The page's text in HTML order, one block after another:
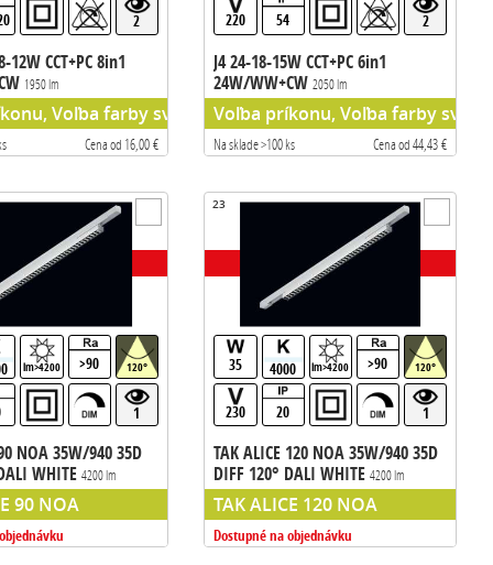
2
12W CCT+PC 8in1
1950 lm
Voľba farby svetla
Cena od 16,00 €
220 54 2
J4 24-18-15W CCT+PC 6in1
24W/WW+CW2050 lm
Voľba príkonu, Voľba farby svetla
Na sklade >100 ks Cena od 44,43 €
lm>4200 >90 120°
1
NOA 35W/940 35D
WHITE4200 lm
do listy GLOBAL
90 NOA
23
35 4000 lm>4200 >90 120°
230 20 1
TAK ALICE 120 NOA 35W/940 35D
DIFF 120° DALI WHITE4200 lm
liniove svietidlo do listy GLOBAL
TAK ALICE 120 NOA
Dostupné na objednávku